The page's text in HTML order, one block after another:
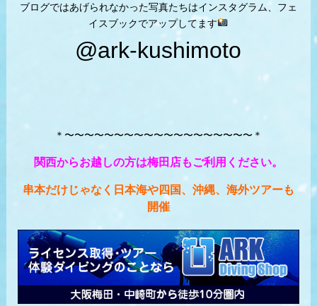
ブログではあげられなかった写真たちはインスタグラム、フェ
イスブックでアップしてます
@ark-kushimoto
＊〜〜〜〜〜〜〜〜〜〜〜〜〜〜〜〜〜〜〜＊
関西からお越しの方は梅田店もご利用ください。
串本だけじゃなく日本海や四国、沖縄、海外ツアーも
開催